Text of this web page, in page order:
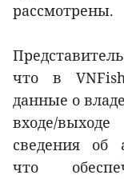
рассмотрены.
что в
данные о
входе/
сведения об
что